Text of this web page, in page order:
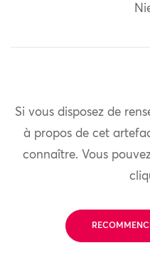
Si vous disposez de
à propos de cet
connaître. Vous